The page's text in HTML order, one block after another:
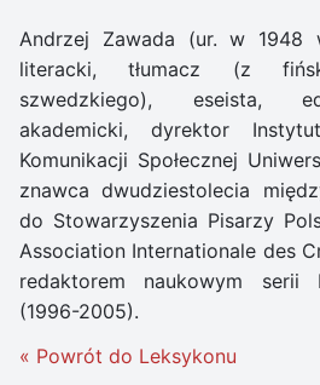
Andrzej Zawada (ur. w 1948
literacki, tłumacz (z
szwedzkiego), eseista,
akademicki, dyrektor
Komunikacji Społecznej
znawca dwudziestolecia
do Stowarzyszenia Pisarzy
Association Internationale des
redaktorem naukowym serii
(1996-2005).
« Powrót do Leksykonu